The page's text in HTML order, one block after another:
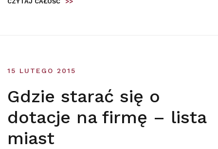
15 LUTEGO 2015
Gdzie starać się o
dotacje na firmę – lista
miast